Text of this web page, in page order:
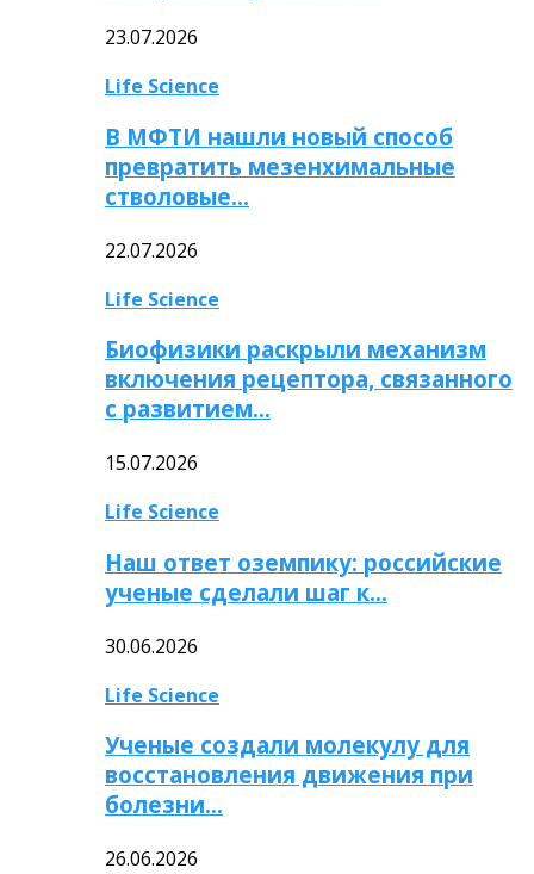
23.07.2026
Life Science
В МФТИ нашли новый способ
превратить мезенхимальные
стволовые…
22.07.2026
Life Science
Биофизики раскрыли механизм
включения рецептора, связанного
с развитием…
15.07.2026
Life Science
Наш ответ оземпику: российские
ученые сделали шаг к…
30.06.2026
Life Science
Ученые создали молекулу для
восстановления движения при
болезни…
26.06.2026